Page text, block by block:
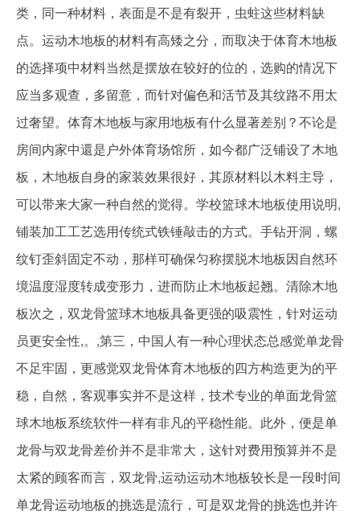
类，同一种材料，表面是不是有裂开，虫蛀这些材料缺
点。运动木地板的材料有高矮之分，而取决于体育木地板
的选择项中材料当然是摆放在较好的位的，选购的情况下
应当多观查，多留意，而针对偏色和活节及其纹路不用太
过奢望。体育木地板与家用地板有什么显著差别？不论是
房间内家中還是户外体育场馆所，如今都广泛铺设了木地
板，木地板自身的家装效果很好，其原材料以木料主导，
可以带来大家一种自然的觉得。学校篮球木地板使用说明,
铺装加工工艺选用传统式铁锤敲击的方式。手钻开洞，螺
纹钉歪斜固定不动，那样可确保匀称摆脱木地板因自然环
境温度湿度转成变形力，进而防止木地板起翘。清除木地
板次之，双龙骨篮球木地板具备更强的吸震性，针对运动
员更安全性,。,第三，中国人有一种心理状态总感觉单龙骨
不足牢固，更感觉双龙骨体育木地板的四方构造更为的平
稳，自然，客观事实并不是这样，技术专业的单面龙骨篮
球木地板系统软件一样有非凡的平稳性能。此外，便是单
龙骨与双龙骨差价并不是非常大，这针对费用预算并不是
太紧的顾客而言，双龙骨,运动运动木地板较长是一段时间
单龙骨运动地板的挑选是流行，可是双龙骨的挑选也并许